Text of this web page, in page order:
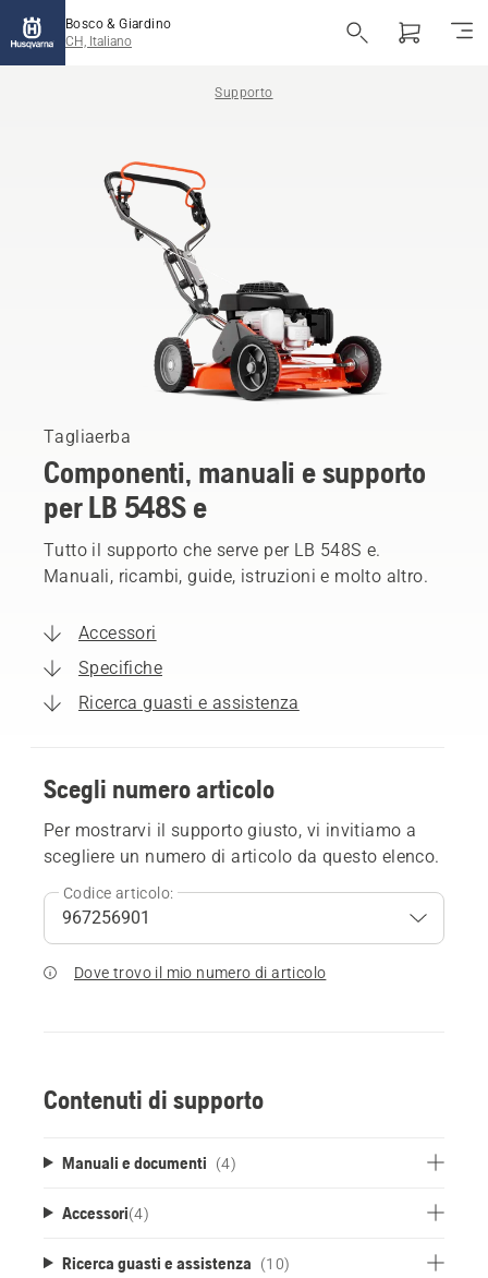
Bosco & Giardino
CH, Italiano
Supporto
Tagliaerba
Componenti, manuali e supporto
per LB 548S e
Tutto il supporto che serve per LB 548S e.
Manuali, ricambi, guide, istruzioni e molto altro.
Accessori
Specifiche
Ricerca guasti e assistenza
Scegli numero articolo
Per mostrarvi il supporto giusto, vi invitiamo a
scegliere un numero di articolo da questo elenco.
Codice articolo:
Dove trovo il mio numero di articolo
Contenuti di supporto
Manuali e documenti (4)
Accessori(4)
Ricerca guasti e assistenza (10)